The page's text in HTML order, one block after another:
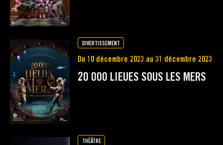
DIVERTISSEMENT
Du 10 décembre 2023 au 31 décembre 2023
20 000 LIEUES SOUS LES MERS
THÉÂTRE